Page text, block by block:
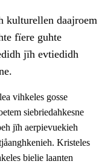
kulturellen daajroem
fïere guhte
jïh evtiedidh
vihkeles gosse
siebriedahkesne
jïh aerpievuekieh
Kristeles
bielie laanten